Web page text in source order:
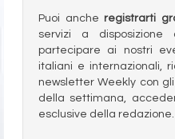
Puoi anche registrarti
servizi a
partecipare ai nostri
italiani e internazionali,
newsletter Weekly con
della settimana,
esclusive della redazione.